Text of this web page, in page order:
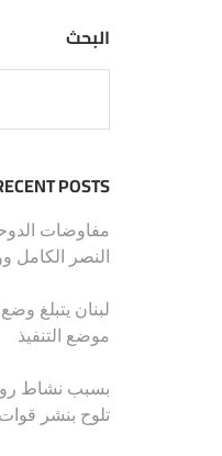
البحث
POSTS
مفاوضات
النصر الكامل
لبنان يتبلغ
موضع التنفيذ
بسبب نشاط
تلوح بنشر